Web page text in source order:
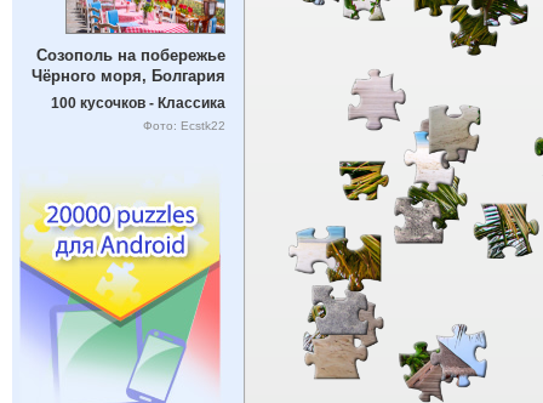
Созополь на побережье
Чёрного моря, Болгария
100 кусочков - Классика
Фото: Ecstk22